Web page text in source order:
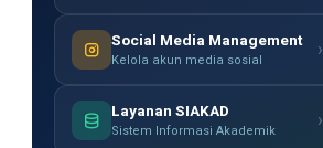
Social Media Management
Kelola akun media sosial ›
Layanan SIAKAD
Sistem Informasi Akademik ›